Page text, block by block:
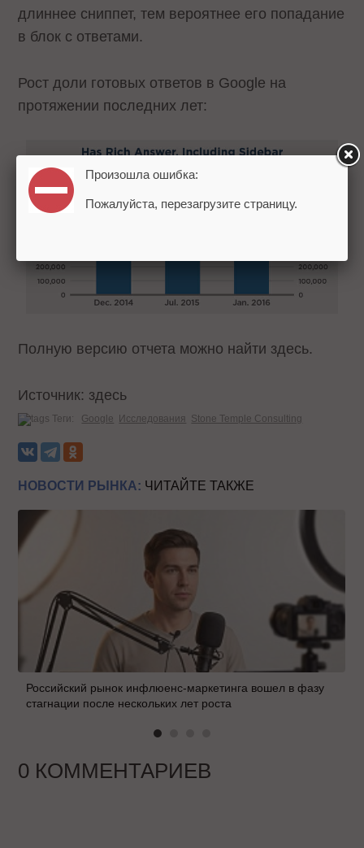
длиннее сниппет, тем вероятнее его попадание
в блок с ответами.
Рост доли готовых ответов в Google на
протяжении последних лет:
Полную версию отчета можно найти здесь.
Источник: здесь
Теги: Google Исследования Stone Temple Consulting
НОВОСТИ РЫНКА: ЧИТАЙТЕ ТАКЖЕ
Российский рынок инфлюенс-маркетинга вошел в фазу
стагнации после нескольких лет роста
0 КОММЕНТАРИЕВ
Произошла ошибка:
Пожалуйста, перезагрузите страницу.